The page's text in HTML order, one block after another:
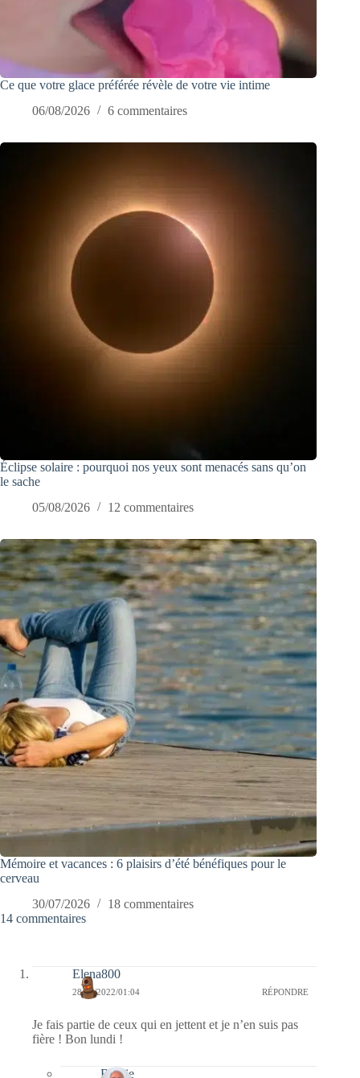
Ce que votre glace préférée révèle de votre vie intime
06/08/2026
6 commentaires
Éclipse solaire : pourquoi nos yeux sont menacés sans qu’on
le sache
05/08/2026
12 commentaires
Mémoire et vacances : 6 plaisirs d’été bénéfiques pour le
cerveau
30/07/2026
18 commentaires
14 commentaires
Elena800
28/03/2022/01:04 RÉPONDRE
Je fais partie de ceux qui en jettent et je n’en suis pas
fière ! Bon lundi !
Bernie